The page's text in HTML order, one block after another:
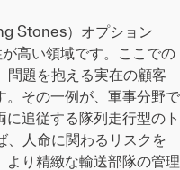
Stones）オプション
高い領域です。ここでの
問題を抱える実在の顧客
。その一例が、軍事分野で
追従する隊列走行型のト
、人命に関わるリスクを
り精緻な輸送部隊の管理